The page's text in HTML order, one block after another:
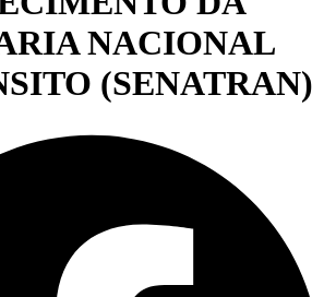
NACIONAL
(SENATRAN)